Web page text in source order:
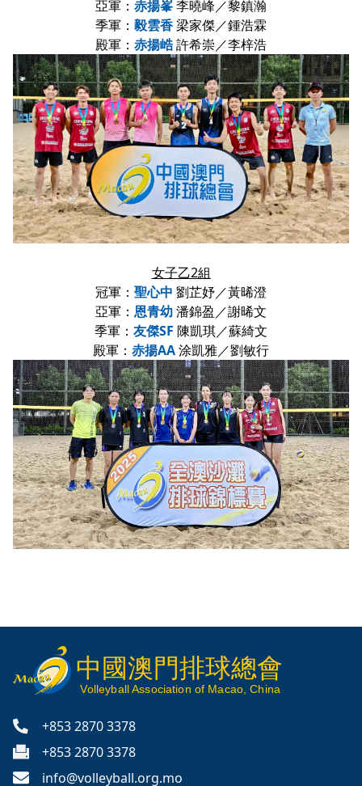
亞軍： 赤揚峯李曉峰／黎鎮瀚
季軍： 毅雲香梁家傑／鍾浩霖
殿軍： 赤揚峼許希崇／李梓浩
女子乙2組
冠軍： 聖心中 劉芷妤／黃晞澄
亞軍： 恩青幼潘錦盈／謝晞文
季軍： 友傑SF 陳凱琪／蘇綺文
殿軍： 赤揚AA涂凱雅／劉敏行
中國澳門排球總會
Volleyball Association of Macao, China
+853 2870 3378
+853 2870 3378
info@volleyball.org.mo